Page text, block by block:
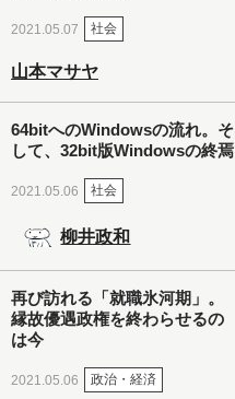
2021.05.07 社会
山本マサヤ
64bitへのWindowsの流れ。そ
して、32bit版Windowsの終焉
2021.05.06 社会
柳井政和
再び訪れる「就職氷河期」。
縁故優遇政権を終わらせるの
は今
2021.05.06 政治・経済